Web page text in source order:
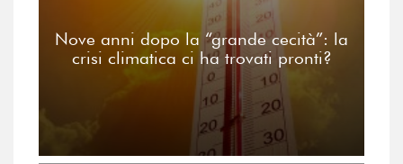
Nove anni dopo la “grande cecità”: la
crisi climatica ci ha trovati pronti?